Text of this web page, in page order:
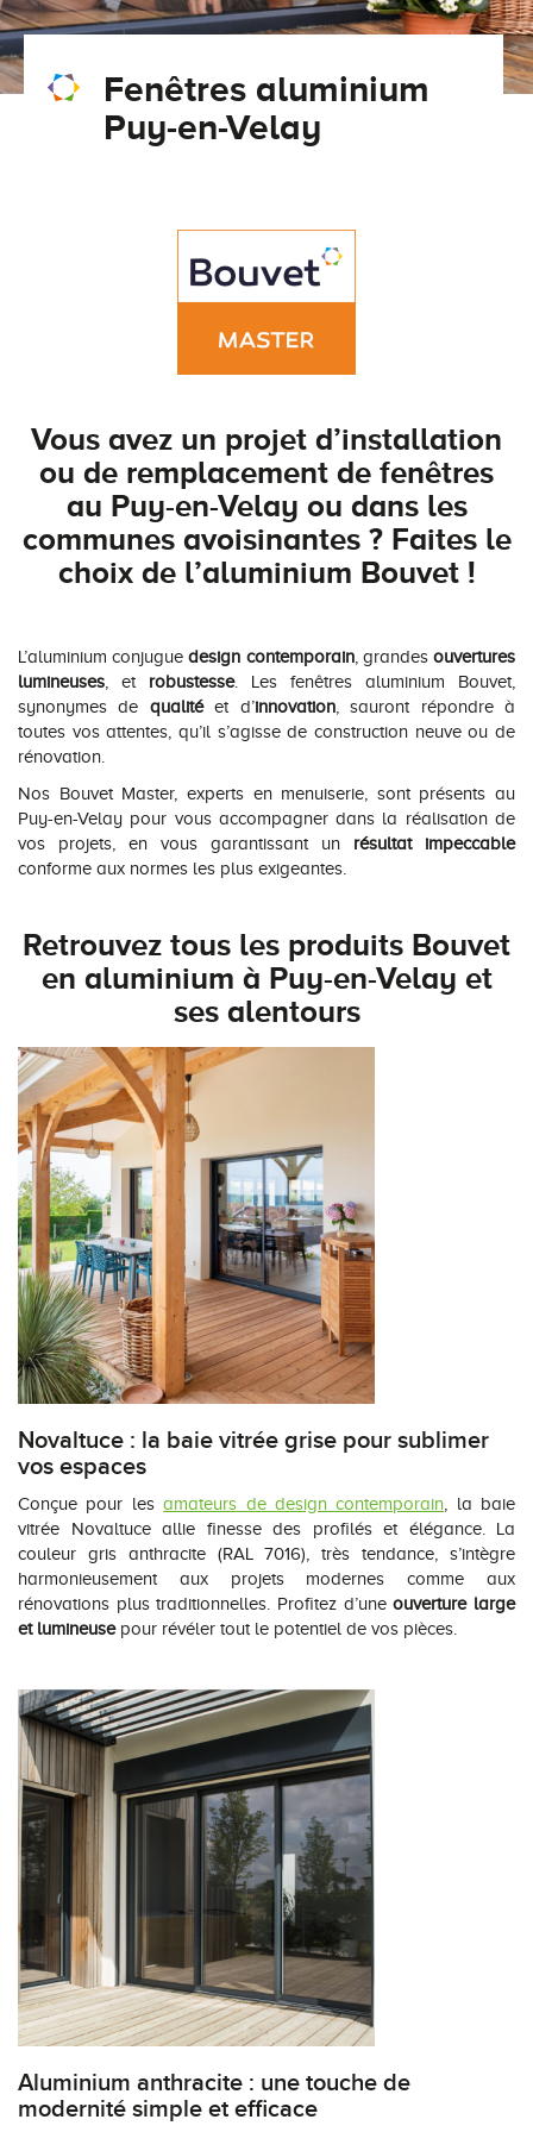
Fenêtres aluminium
Puy-en-Velay
Vous avez un projet d’installation
ou de remplacement de fenêtres
au Puy-en-Velay ou dans les
communes avoisinantes ? Faites le
choix de l’aluminium Bouvet !
L’aluminium conjuguedesign contemporain, grandesouvertures
lumineuses , et robustesse. Les fenêtres aluminium Bouvet,
synonymes de qualitéet d’innovation, sauront répondre à
toutes vos attentes, qu’il s’agisse de construction neuve ou de
rénovation.
Nos Bouvet Master, experts en menuiserie, sont présents au
Puy-en-Velay pour vous accompagner dans la réalisation de
vos projets, en vous garantissant un résultat impeccable
conforme aux normes les plus exigeantes.
Retrouvez tous les produits Bouvet
en aluminium à Puy-en-Velay et
ses alentours
Novaltuce : la baie vitrée grise pour sublimer
vos espaces
Conçue pour lesamateurs de design contemporain , la baie
vitrée Novaltuce allie finesse des profilés et élégance. La
couleur gris anthracite (RAL 7016), très tendance, s’intègre
harmonieusement aux projets modernes comme aux
rénovations plus traditionnelles. Profitez d’uneouverture large
et lumineusepour révéler tout le potentiel de vos pièces.
Aluminium anthracite : une touche de
modernité simple et efficace
Conseils pour choisir
Demander un devis
Télécharger le catalogue
Tous nos accessoires volets roulants
Tous nos accessoires volets battants
Télécharger le catalogue
Classique
Accessoires
Conseils pour choisir
Télécharger le catalogue